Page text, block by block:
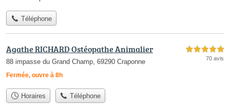
Téléphone
Agathe RICHARD Ostéopathe Animalier
88 impasse du Grand Champ, 69290 Craponne
Fermée, ouvre à 8h
5,0 étoiles sur 5
70 avis
Horaires Téléphone